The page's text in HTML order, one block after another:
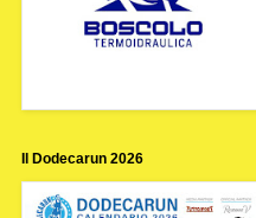
Il Dodecarun 2026